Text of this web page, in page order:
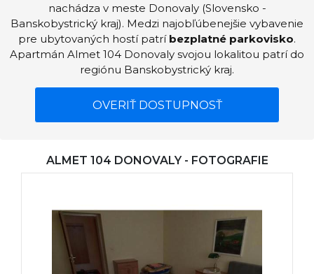
nachádza v meste Donovaly (Slovensko -
Banskobystrický kraj). Medzi najobľúbenejšie vybavenie
pre ubytovaných hostí patrí bezplatné parkovisko.
Apartmán Almet 104 Donovaly svojou lokalitou patrí do
regiónu Banskobystrický kraj.
OVERIŤ DOSTUPNOSŤ
ALMET 104 DONOVALY - FOTOGRAFIE